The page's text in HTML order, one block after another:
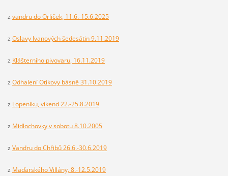
z vandru do Orliček, 11.6.-15.6.2025
z Oslavy Ivanových šedesátin 9.11.2019
z Klášterního pivovaru, 16.11.2019
z Odhalení Otíkovy básně 31.10.2019
z Lopeníku, víkend 22.-25.8.2019
z Midlochovky v sobotu 8.10.2005
z Vandru do Chřibů 26.6.-30.6.2019
z Maďarského Villány, 8.-12.5.2019